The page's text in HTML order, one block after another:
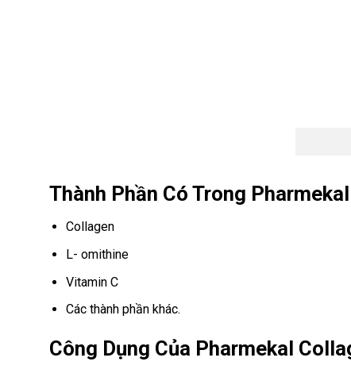
Thành Phần Có Trong
Collagen
L- omithine
Vitamin C
Các thành phần khác.
Công Dụng Của Pharmekal